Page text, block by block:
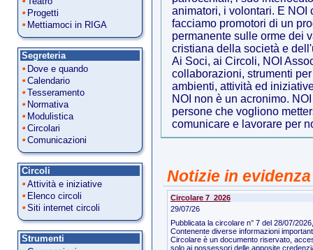
Progetti
Mettiamoci in RIGA
Segreteria
Dove e quando
Calendario
Tesseramento
Normativa
Modulistica
Circolari
Comunicazioni
Circoli
Attività e iniziative
Elenco circoli
Siti internet circoli
Strumenti
animatori, i volontari. E
facciamo promotori di un
permanente sulle orme dei
cristiana della società e
Ai Soci, ai Circoli, NOI
collaborazioni, strumenti
ambienti, attività ed
NOI non è un acronimo.
persone che vogliono
comunicare e lavorare per
Notizie in evidenza
Circolare 7_2026
29/07/26
Pubblicata la circolare n° 7 del 28/07/2026,
Contenente diverse informazioni
Circolare è un documento riservato,
solo ai possessori delle apposite